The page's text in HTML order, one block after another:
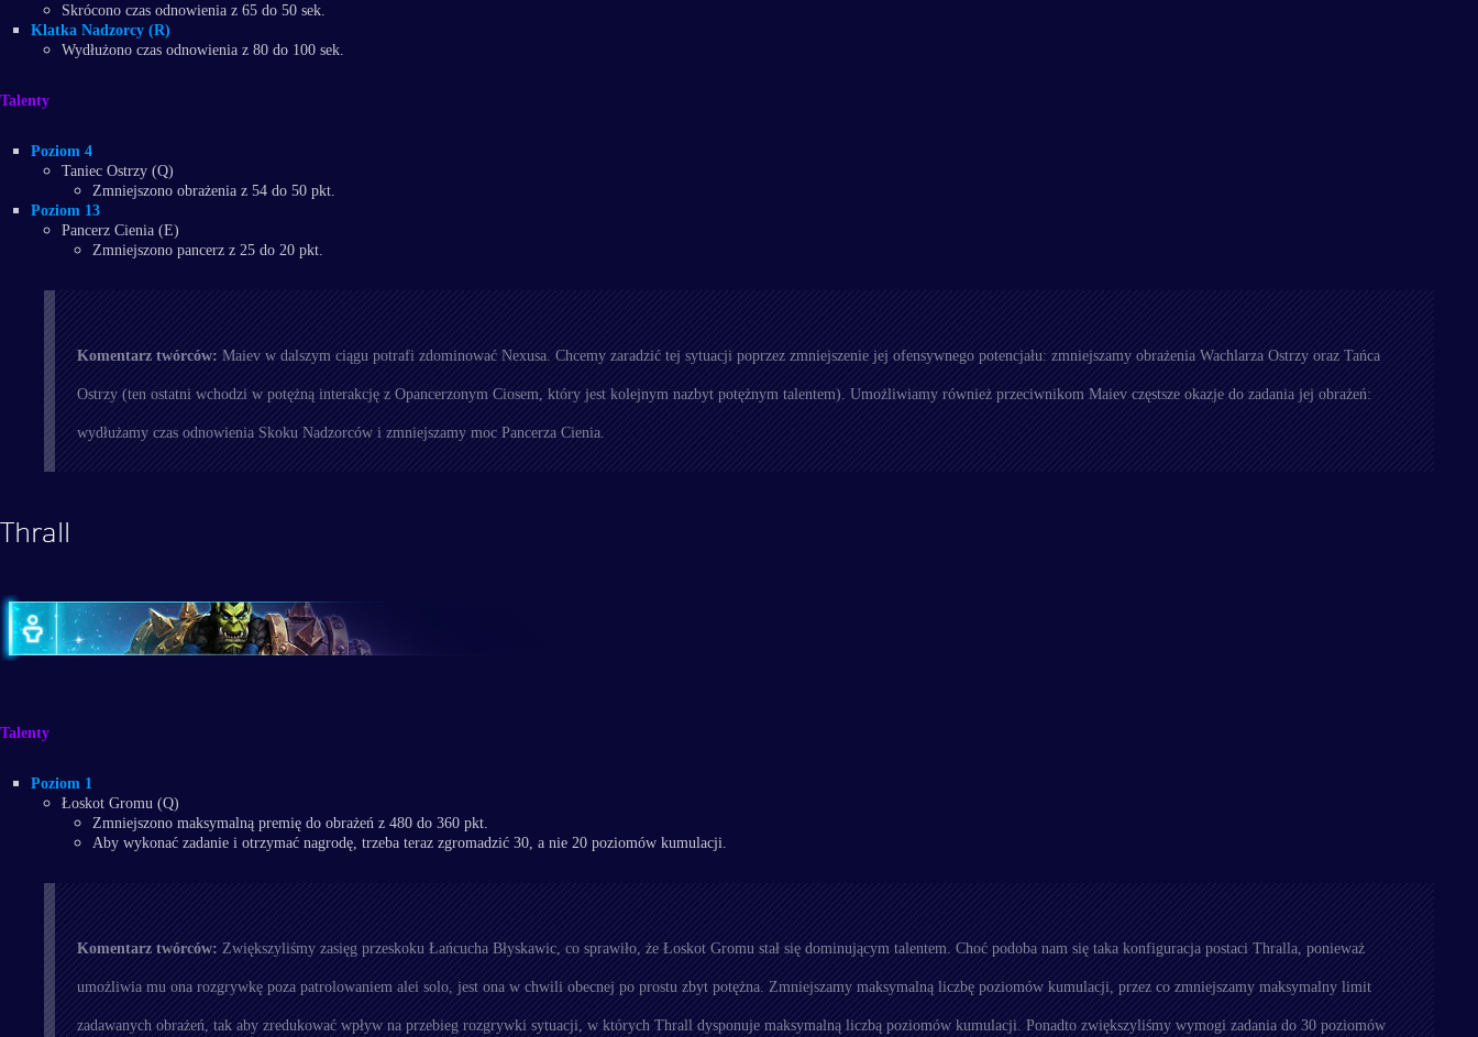
Skrócono czas odnowienia z 65 do 50 sek.
Klatka Nadzorcy (R)
Wydłużono czas odnowienia z 80 do 100 sek.
Talenty
Poziom 4
Taniec Ostrzy (Q)
Zmniejszono obrażenia z 54 do 50 pkt.
Poziom 13
Pancerz Cienia (E)
Zmniejszono pancerz z 25 do 20 pkt.
Komentarz twórców:Maiev w dalszym ciągu potrafi zdominować Nexusa. Chcemy zaradzić tej sytuacji poprzez zmniejszenie jej ofensywnego potencjału: zmniejszamy obrażenia Wachlarza Ostrzy oraz Tańca
Ostrzy (ten ostatni wchodzi w potężną interakcję z Opancerzonym Ciosem, który jest kolejnym nazbyt potężnym talentem). Umożliwiamy również przeciwnikom Maiev częstsze okazje do zadania jej obrażeń:
wydłużamy czas odnowienia Skoku Nadzorców i zmniejszamy moc Pancerza Cienia.
Thrall
Talenty
Poziom 1
Łoskot Gromu (Q)
Zmniejszono maksymalną premię do obrażeń z 480 do 360 pkt.
Aby wykonać zadanie i otrzymać nagrodę, trzeba teraz zgromadzić 30, a nie 20 poziomów kumulacji.
Komentarz twórców:Zwiększyliśmy zasięg przeskoku Łańcucha Błyskawic, co sprawiło, że Łoskot Gromu stał się dominującym talentem. Choć podoba nam się taka konfiguracja postaci Thralla, ponieważ
umożliwia mu ona rozgrywkę poza patrolowaniem alei solo, jest ona w chwili obecnej po prostu zbyt potężna. Zmniejszamy maksymalną liczbę poziomów kumulacji, przez co zmniejszamy maksymalny limit
zadawanych obrażeń, tak aby zredukować wpływ na przebieg rozgrywki sytuacji, w których Thrall dysponuje maksymalną liczbą poziomów kumulacji. Ponadto zwiększyliśmy wymogi zadania do 30 poziomów